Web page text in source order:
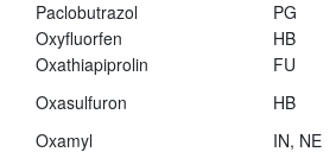
Paclobutrazol PG
Oxyfluorfen
HB
Oxathiapiprolin
FU
Oxasulfuron
HB
Oxamyl
IN, NE